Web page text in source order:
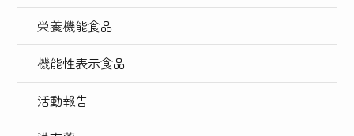
栄養機能食品
機能性表示食品
活動報告